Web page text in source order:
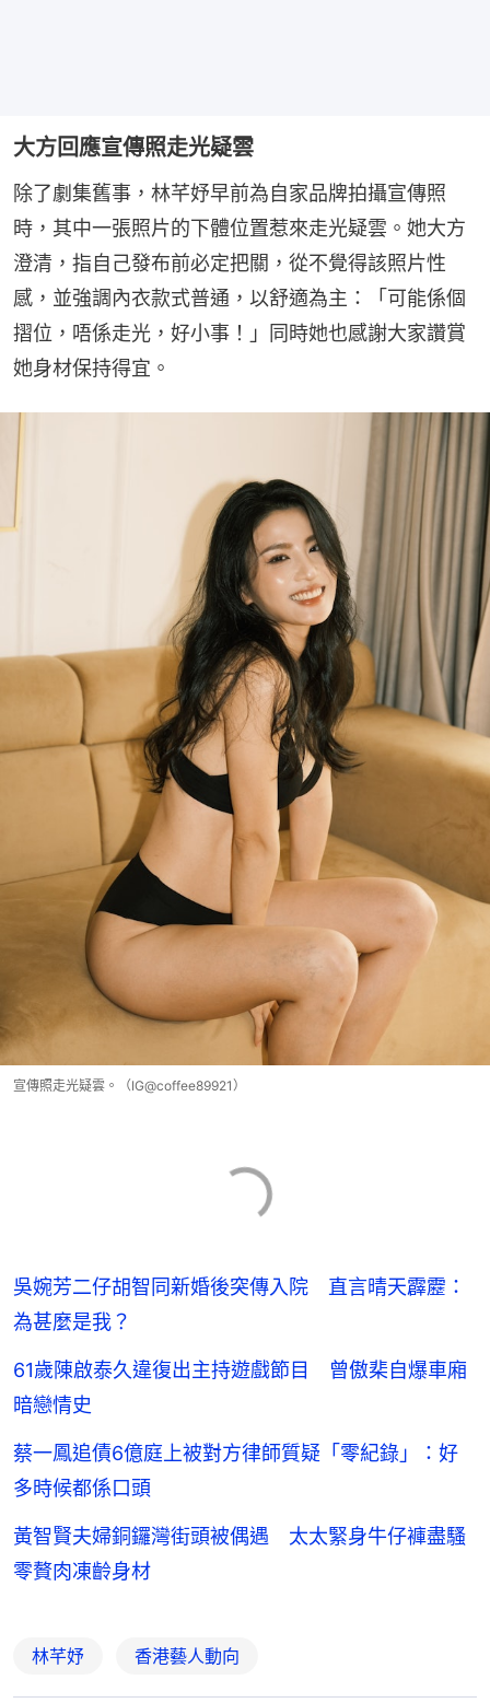
大方回應宣傳照走光疑雲
除了劇集舊事，林芊妤早前為自家品牌拍攝宣傳照
時，其中一張照片的下體位置惹來走光疑雲。她大方
澄清，指自己發布前必定把關，從不覺得該照片性
感，並強調內衣款式普通，以舒適為主：「可能係個
摺位，唔係走光，好小事！」同時她也感謝大家讚賞
她身材保持得宜。
宣傳照走光疑雲。（IG@coffee89921）
吳婉芳二仔胡智同新婚後突傳入院 直言晴天霹靂：
為甚麼是我？
61歲陳啟泰久違復出主持遊戲節目 曾傲棐自爆車廂
暗戀情史
蔡一鳳追債6億庭上被對方律師質疑「零紀錄」：好
多時候都係口頭
黃智賢夫婦銅鑼灣街頭被偶遇 太太緊身牛仔褲盡騷
零贅肉凍齡身材
林芊妤 香港藝人動向